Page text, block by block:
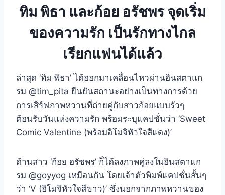
ทิม พิธา และก้อย อรัชพร จุดเริ่ม
ของความรัก เป็นรักทางไกล
เรียกแฟนได้แล้ว
ล่าสุด ‘ทิม พิธา’ ได้ออกมาเคลื่อนไหวผ่านอินสตาแก
รม @tim_pita ยืนยันสถานะอย่างเป็นทางการด้วย
การเสิร์ฟภาพหวานที่ถ่ายคู่กับสาวก้อยแบบรัวๆ
ต้อนรับวันแห่งความรัก พร้อมระบุแคปชั่นว่า ‘Sweet
Comic Valentine (พร้อมอิโมจิหัวใจสีแดง)’
ด้านสาว ‘ก้อย อรัชพร’ ก็ได้ลงภาพคู่ลงในอินสตาแก
รม @goyyog เหมือนกัน โดยเจ้าตัวพิมพ์แคปชั่นสั้นๆ
ว่า ‘V (อิโมจิหัวใจสีขาว)’ ซึ่งนอกจากภาพหวานของ